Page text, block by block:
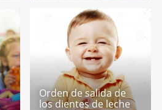
Orden de salida de
los dientes de leche